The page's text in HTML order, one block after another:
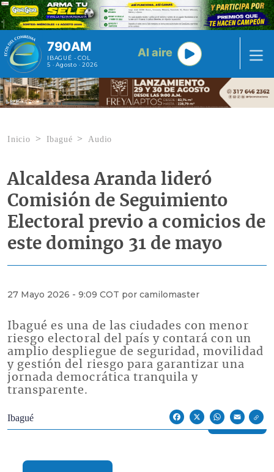
Pasar al contenido principal
790AM
IBAGUÉ - COL
5 · Agosto · 2026
Al aire
Inicio Ibagué Audio
Alcaldesa Aranda lideró
Comisión de Seguimiento
Electoral previo a comicios de
este domingo 31 de mayo
27 Mayo 2026 - 9:09 COT por camilomaster
Ibagué es una de las ciudades con menor
riesgo electoral del país y contará con un
amplio despliegue de seguridad, movilidad
y gestión del riesgo para garantizar una
jornada democrática tranquila y
transparente.
Econoticias y Eventos
Ibagué
FacebookX WhatsAppEmail